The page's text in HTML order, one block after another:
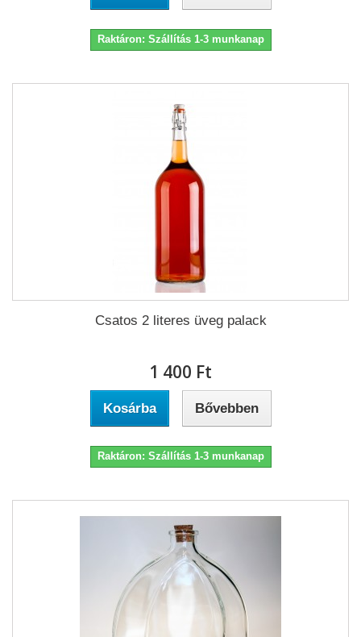
Raktáron: Szállítás 1-3 munkanap
Csatos 2 literes üveg palack
1 400 Ft‎
Kosárba Bővebben
Raktáron: Szállítás 1-3 munkanap